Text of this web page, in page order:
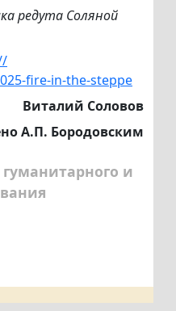
редута Соляной
fire-in-the-steppe
Виталий Соловов
А.П. Бородовским
и